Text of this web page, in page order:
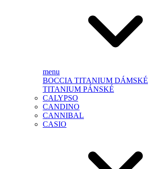
menu
BOCCIA TITANIUM DÁMSKÉ
TITANIUM PÁNSKÉ
CALYPSO
CANDINO
CANNIBAL
CASIO